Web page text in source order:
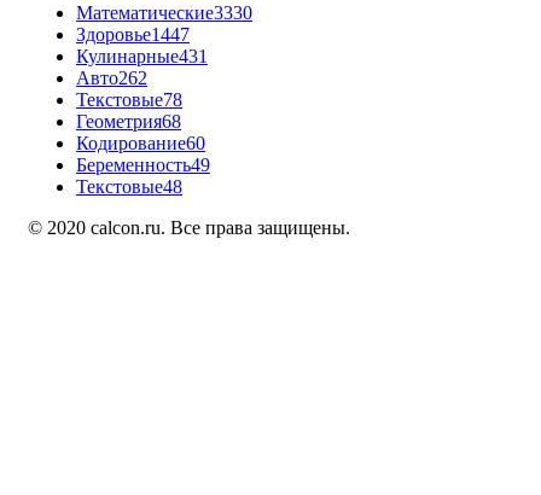
Математические3330
Здоровье1447
Кулинарные431
Авто262
Текстовые78
Геометрия68
Кодирование60
Беременность49
Текстовые48
© 2020 calcon.ru. Все права защищены.